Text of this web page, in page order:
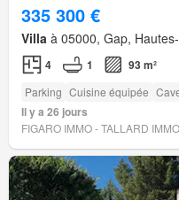
335 300 €
Villa à 05000, Gap,
4 1 93 m²
Parking Cuisine équipée
Il y a 26 jours
FIGARO IMMO - TALLARD IMMO